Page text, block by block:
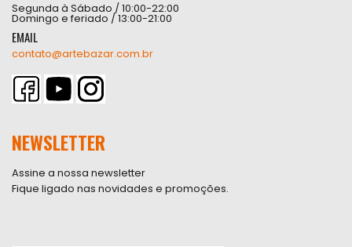
Segunda à Sábado / 10:00-22:00
Domingo e feriado / 13:00-21:00
EMAIL
contato@artebazar.com.br
NEWSLETTER
Assine a nossa newsletter
Fique ligado nas novidades e promoções.